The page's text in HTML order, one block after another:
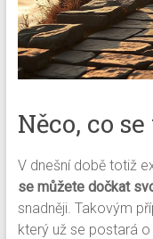
Něco, co
V dnešní době totiž
se můžete dočkat
snadněji. Takovým
který už se postará